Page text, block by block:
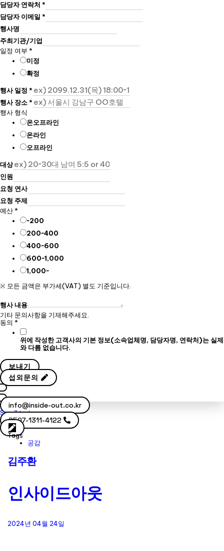
담당자 연락처 *
담당자 이메일 *
행사명
주최기관/기업
일정 여부 *
미정
확정
행사 일정 *
행사 장소*
행사 형식
온오프라인
온라인
오프라인
대상
인원
요청 연사
요청 주제
예산*
~200
200~400
400~600
600~1,000
1,000~
※ 모든 금액은 부가세(VAT) 별도 기준입니다.
행사 내용
기타 문의사항을 기재해주세요.
동의 *
위에 작성한 고객사의 기본 정보(소속업체명, 담당자명, 연락처)는 실제
와 다름 없습니다.
보내기
섭외문의
info@inside-out.co.kr
Scroll to top
0507-1311-4122
Tags
공감
김주환
인사이드아웃
2024년 04월 24일